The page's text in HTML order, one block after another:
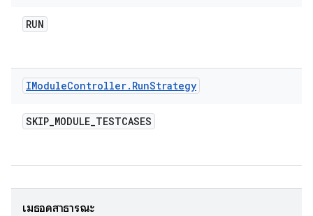
RUN
IModuleController. RunStrategy
SKIP_MODULE_TESTCASES
เมธอดสาธารณะ